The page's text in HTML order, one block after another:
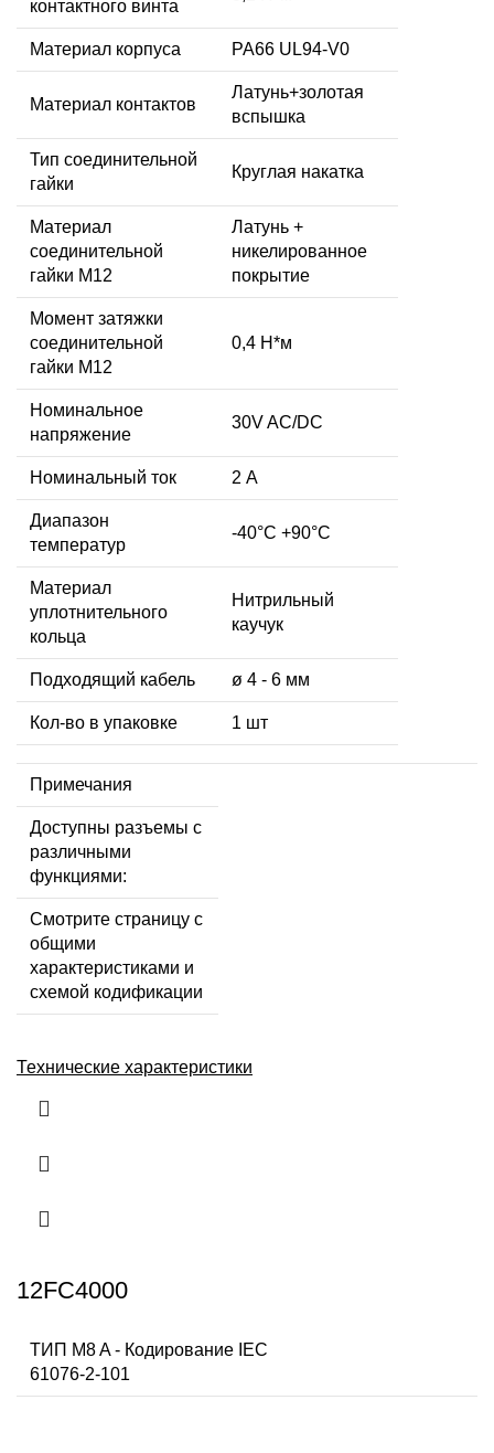
контактного винта
Материал корпуса PA66 UL94-V0
Материал контактов
Латунь+золотая
вспышка
Тип соединительной
гайки
Круглая накатка
Материал
соединительной
гайки M12
Латунь +
никелированное
покрытие
Момент затяжки
соединительной
гайки M12
0,4 Н*м
Номинальное
напряжение
30V AC/DC
Номинальный ток 2 А
Диапазон
температур
-40°C +90°C
Материал
уплотнительного
кольца
Нитрильный
каучук
Подходящий кабель ø 4 - 6 мм
Кол-во в упаковке 1 шт
Примечания
Доступны разъемы с
различными
функциями:
Смотрите страницу с
общими
характеристиками и
схемой кодификации
Технические характеристики
12FC4000
ТИП M8 A - Кодирование IEC
61076-2-101